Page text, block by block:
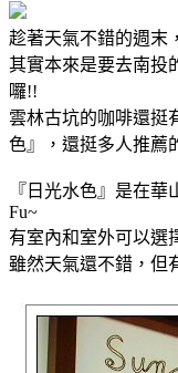
趁著天氣不錯的週末
其實本來是要去南投
囉!!
雲林古坑的咖啡還挺
色』，還挺多人推薦
『日光水色』是在
Fu~
有室內和室外可以選
雖然天氣還不錯，但